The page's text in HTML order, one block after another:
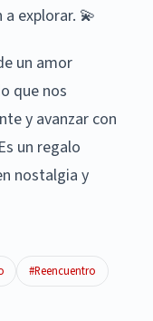
explorar. 💫
un amor
que nos
y avanzar con
un regalo
nostalgia y
#Reencuentro